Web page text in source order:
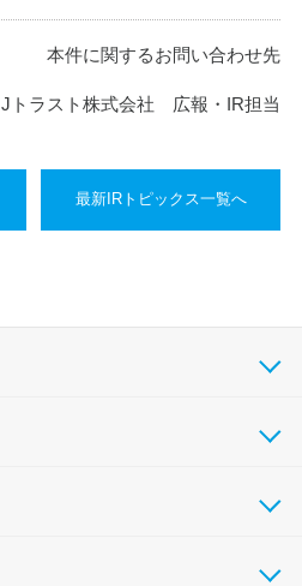
本件に関するお問い合わせ先
Jトラスト株式会社 広報・IR担当
最新IRトピックス一覧へ